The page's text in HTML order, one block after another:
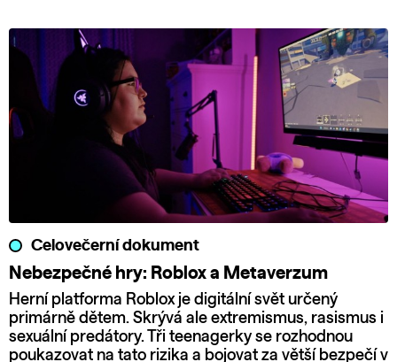
Celovečerní dokument
Nebezpečné hry: Roblox a Metaverzum
Herní platforma Roblox je digitální svět určený
primárně dětem. Skrývá ale extremismus, rasismus i
sexuální predátory. Tři teenagerky se rozhodnou
poukazovat na tato rizika a bojovat za větší bezpečí v